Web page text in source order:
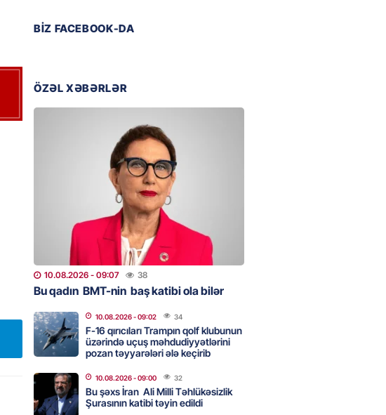
GÜNDƏM
“Kəpəz” Hospitalda ölüm hadisəsi baş
verib-DAHA BİR QADIN ESTETİK
ƏMƏLİYYATDAN ÖLDÜ
- 08:49
Vaşinqtondan başlayan yeni mərhələ: 8
avqust görüşü Azərbaycan və region
üçün nəyi dəyişdi? – ŞƏRH
MANŞET
Vaşinqton sazişi:Cənubi Qafqazda
tarixi dönüş və yeni reallıqlar-NAHİD
08.08.2026 - 18:26
BIZ FACEBOOK-DA
ÖZƏL XƏBƏRLƏR
10.08.2026 - 09:07 38
Bu qadın BMT-nin baş katibi ola bilər
10.08.2026- 09:02 34
F-16 qırıcıları Trampın qolf klubunun
üzərində uçuş məhdudiyyətlərini
pozan təyyarələri ələ keçirib
10.08.2026- 09:00 32
Bu şəxs İran Ali Milli Təhlükəsizlik
Şurasının katibi təyin edildi